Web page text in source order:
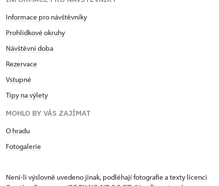
Informace pro návštěvníky
Prohlídkové okruhy
Návštěvní doba
Rezervace
Vstupné
Tipy na výlety
MOHLO BY VÁS ZAJÍMAT
O hradu
Fotogalerie
Není-li výslovně uvedeno jinak, podléhají fotografie a texty licenci